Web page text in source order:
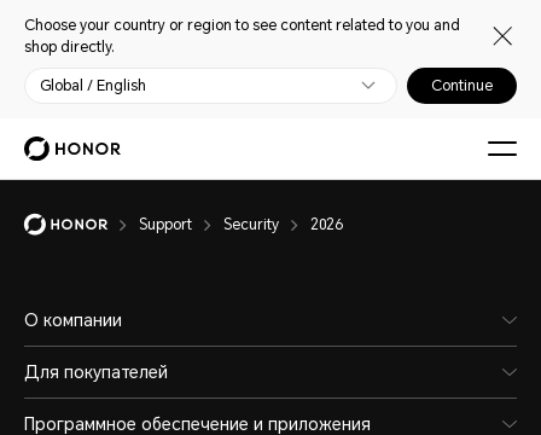
Choose your country or region to see content related to you and
shop directly.
Global / English Continue
Support Security 2026
О компании
Для покупателей
Программное обеспечение и приложения